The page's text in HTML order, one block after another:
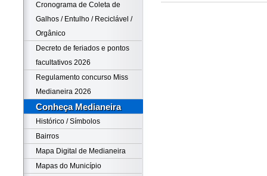
Cronograma de Coleta de
Galhos / Entulho / Reciclável /
Orgânico
Decreto de feriados e pontos
facultativos 2026
Regulamento concurso Miss
Medianeira 2026
Conheça Medianeira
Histórico / Símbolos
Bairros
Mapa Digital de Medianeira
Mapas do Município